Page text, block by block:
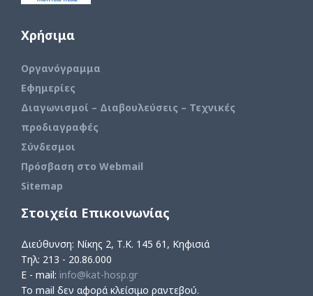
Χρήσιμα
Οργανόγραμμα
Εφημερίες
Διαγωνισμοί – Διαβουλεύσεις – Τεχνικές
προδιαγραφές
Σύνδεσμοι
Πρόσβαση στο Webmail
Sitemap
Στοιχεία Επικοινωνίας
Διεύθυνση: Νίκης 2, Τ.Κ. 145 61, Κηφισιά
Τηλ: 213 - 20.86.000
E - mail: info@kat-hosp.gr
Το mail δεν αφορά κλείσιμο ραντεβού.